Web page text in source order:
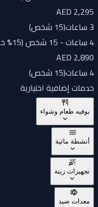
AED 2,295
(15 شخص
4 ساعات - 15 شخص (15% خصم)
AED 2,890
4 ساعات
(15 شخص
خدمات إضافية اختيارية
بوفيه طعام وشواء
أنشطة مائية
تجهيزات زينة
معدات صيد